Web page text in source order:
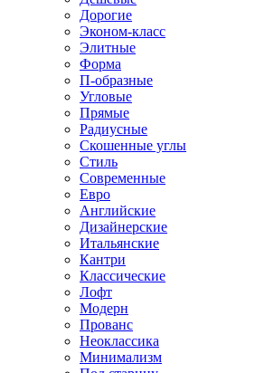
Дорогие
Эконом-класс
Элитные
Форма
П-образные
Угловые
Прямые
Радиусные
Скошенные углы
Стиль
Современные
Евро
Английские
Дизайнерские
Итальянские
Кантри
Классические
Лофт
Модерн
Прованс
Неоклассика
Минимализм